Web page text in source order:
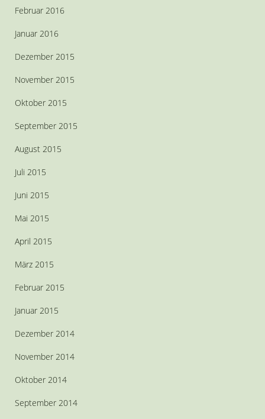
Februar 2016
Januar 2016
Dezember 2015
November 2015
Oktober 2015
September 2015
August 2015
Juli 2015
Juni 2015
Mai 2015
April 2015
März 2015
Februar 2015
Januar 2015
Dezember 2014
November 2014
Oktober 2014
September 2014